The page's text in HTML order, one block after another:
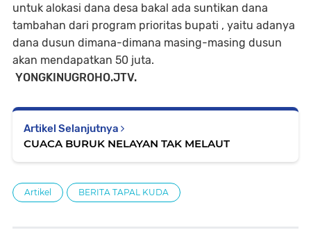
untuk alokasi dana desa bakal ada suntikan dana
tambahan dari program prioritas bupati , yaitu adanya
dana dusun dimana-dimana masing-masing dusun
akan mendapatkan 50 juta.
YONGKINUGROHO.JTV.
Artikel Selanjutnya
CUACA BURUK NELAYAN TAK MELAUT
Artikel BERITA TAPAL KUDA